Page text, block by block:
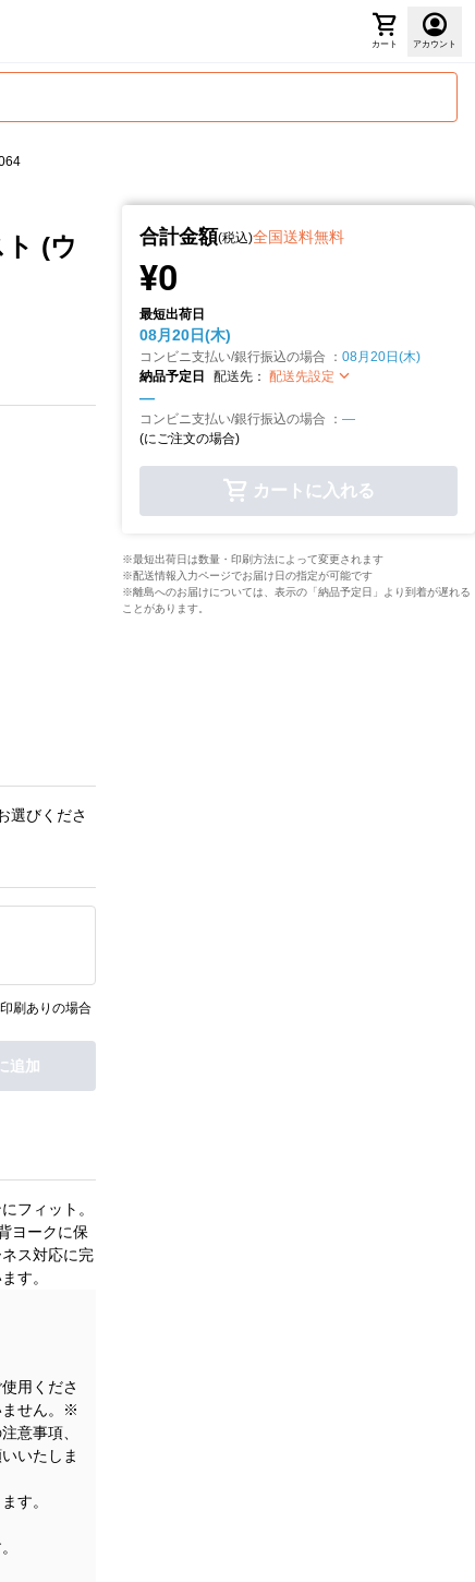
カート アカウント
(ウ
選びくださ
刷ありの場合
追加
合計金額(税込)全国送料無料
¥0
最短出荷日
08月20日(木)
コンビニ支払い/銀行振込の場合 ： 08月20日(木)
納品予定日
配送先： 配送先設定
—
コンビニ支払い/銀行振込の場合 ： —
(にご注文の場合)
カートに入れる
※最短出荷日は数量・印刷方法によって変更されます
※配送情報入力ページでお届け日の指定が可能です
※離島へのお届けについては、表示の「納品予定日」より到着が遅れる
ことがあります。
フィット。
ヨークに保
ス対応に完
す。
用くださ
ません。※
意事項、
いたしま
す。